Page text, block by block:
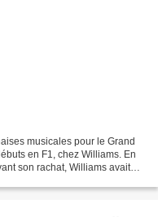
musicales pour le Grand
en F1, chez Williams. En
son rachat, Williams avait